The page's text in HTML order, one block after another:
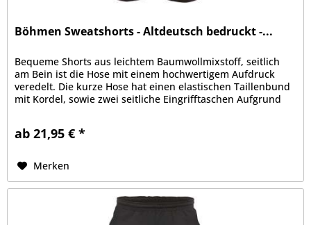
Böhmen Sweatshorts - Altdeutsch bedruckt -...
Bequeme Shorts aus leichtem Baumwollmixstoff, seitlich
am Bein ist die Hose mit einem hochwertigem Aufdruck
veredelt. Die kurze Hose hat einen elastischen Taillenbund
mit Kordel, sowie zwei seitliche Eingrifftaschen Aufgrund
ab 21,95 € *
Merken